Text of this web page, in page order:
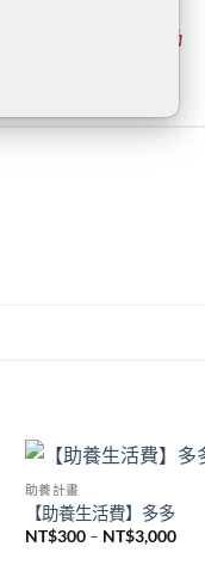
助養計畫
【助養生活費】多多
NT$300 – NT$3,000